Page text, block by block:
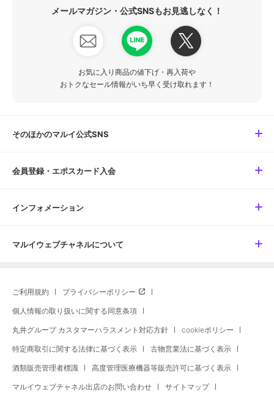
メールマガジン・公式SNSもお見逃しなく！
お気に入り商品の値下げ・再入荷や
おトクなセール情報がいち早く受け取れます！
そのほかのマルイ公式SNS
会員登録・エポスカード入会
インフォメーション
マルイウェブチャネルについて
ご利用規約 プライバシーポリシー
個人情報の取り扱いに関する同意条項
丸井グループ カスタマーハラスメント対応方針 cookieポリシー
特定商取引に関する法律に基づく表示 古物営業法に基づく表示
酒類販売管理者標識 高度管理医療機器等販売許可に基づく表示
マルイウェブチャネル出店のお問い合わせ サイトマップ